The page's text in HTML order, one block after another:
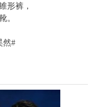
形裤，
。
然#